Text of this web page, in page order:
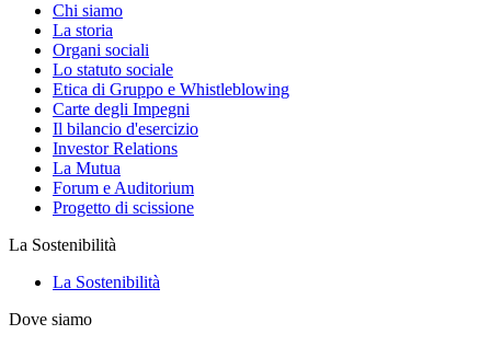
Chi siamo
La storia
Organi sociali
Lo statuto sociale
Etica di Gruppo e Whistleblowing
Carte degli Impegni
Il bilancio d'esercizio
Investor Relations
La Mutua
Forum e Auditorium
Progetto di scissione
La Sostenibilità
La Sostenibilità
Dove siamo